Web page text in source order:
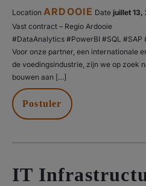
Location ARDOOIE Date juillet 13,
Vast contract – Regio Ardooie
#DataAnalytics #PowerBI #SQL #SAP
Voor onze partner, een internationale
de voedingsindustrie, zijn we op zoek
bouwen aan […]
Postuler
IT